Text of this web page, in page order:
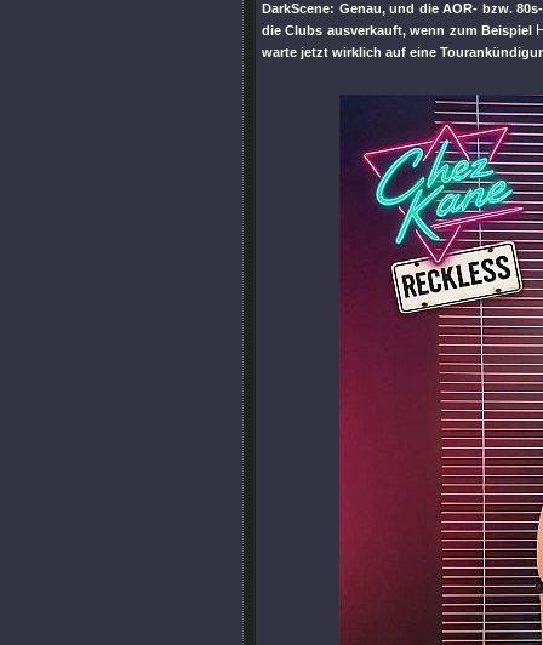
DarkScene: Genau, und die AOR- bzw.
die Clubs ausverkauft, wenn zum Beispiel
warte jetzt wirklich auf eine